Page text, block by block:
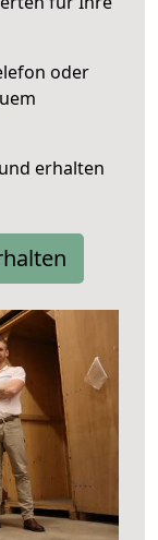
oder
und erhalten